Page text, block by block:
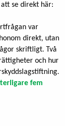
se direkt här:
var
direkt, utan
skriftligt. Två
och hur
fem